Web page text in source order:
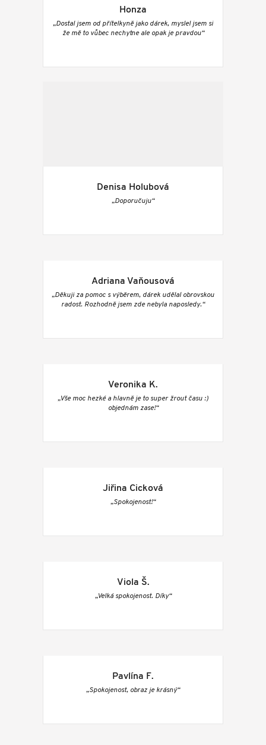
Honza
„Dostal jsem od přítelkyně jako dárek, myslel jsem si
že mě to vůbec nechytne ale opak je pravdou“
Denisa Holubová
„Doporučuju“
Adriana Vaňousová
„Děkuji za pomoc s výběrem, dárek udělal obrovskou
radost. Rozhodně jsem zde nebyla naposledy.“
Veronika K.
„Vše moc hezké a hlavně je to super žrout času :)
objednám zase!“
Jiřina Cicková
„Spokojenost!“
Viola Š.
„Velká spokojenost. Díky“
Pavlína F.
„Spokojenost, obraz je krásný“